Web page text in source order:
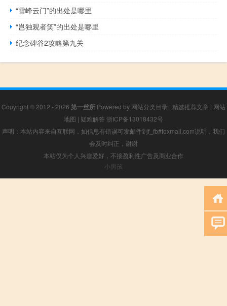
“雪峰云门”的出处是哪里
“岂独观者笑”的出处是哪里
纪念碑谷2攻略第九关
Copyright © 2012 - 2026 第一丝所 Powered by 网站分类目录 | 精选推荐文章 | 网站
地图 | 疑难解答 浙ICP备13018432号
声明：本站内容来自互联网，如信息有错误可发邮件到f_fb#foxmail.com说明，我们
会及时纠正，谢谢
本站仅为个人兴趣爱好，不接盈利性广告及商业合作
小男孩